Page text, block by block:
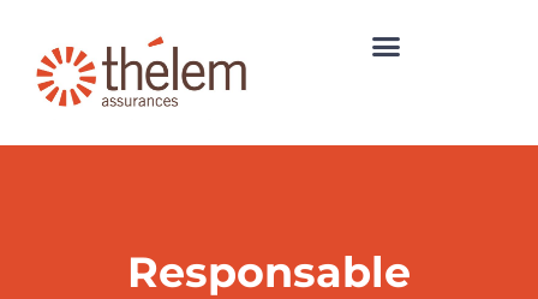
Responsable